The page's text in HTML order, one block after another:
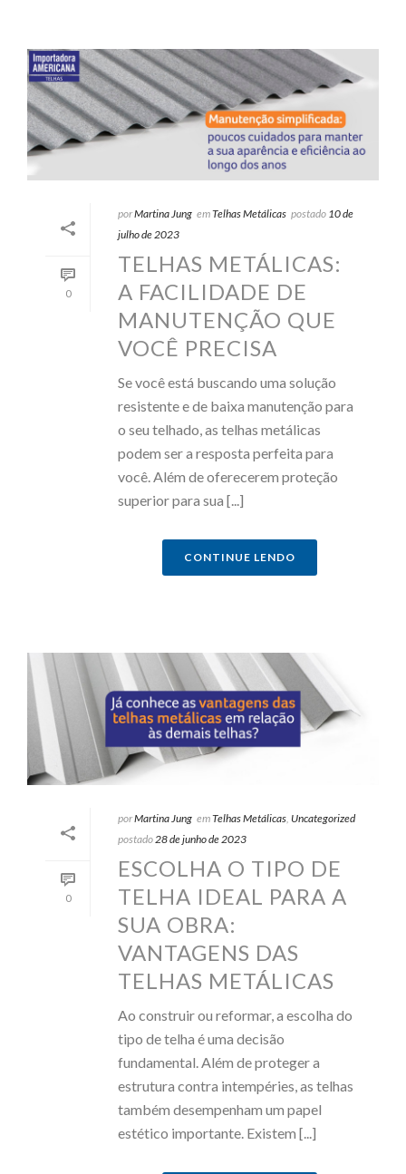
0
porMartina Jung emTelhas Metálicas postado 10 de
julho de 2023
TELHAS METÁLICAS:
A FACILIDADE DE
MANUTENÇÃO QUE
VOCÊ PRECISA
Se você está buscando uma solução
resistente e de baixa manutenção para
o seu telhado, as telhas metálicas
podem ser a resposta perfeita para
você. Além de oferecerem proteção
superior para sua [...]
CONTINUE LENDO
0
porMartina Jung emTelhas Metálicas Uncategorized
postado 28 de junho de 2023
ESCOLHA O TIPO DE
TELHA IDEAL PARA A
SUA OBRA:
VANTAGENS DAS
TELHAS METÁLICAS
Ao construir ou reformar, a escolha do
tipo de telha é uma decisão
fundamental. Além de proteger a
estrutura contra intempéries, as telhas
também desempenham um papel
estético importante. Existem [...]